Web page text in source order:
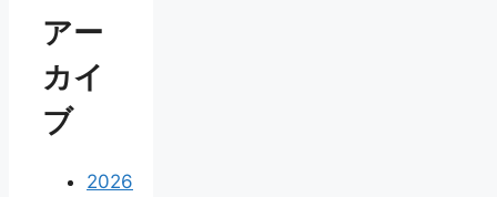
アー
カイ
ブ
2026